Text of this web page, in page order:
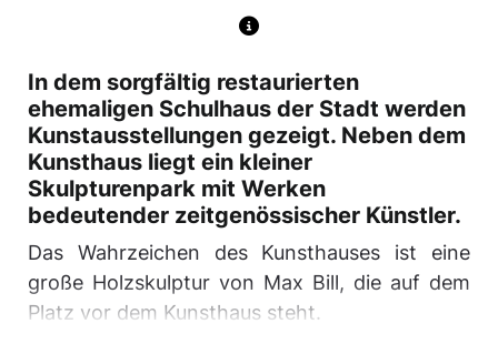
In dem sorgfältig restaurierten
ehemaligen Schulhaus der Stadt werden
Kunstausstellungen gezeigt. Neben dem
Kunsthaus liegt ein kleiner
Skulpturenpark mit Werken
bedeutender zeitgenössischer Künstler.
Das Wahrzeichen des Kunsthauses ist eine
große Holzskulptur von Max Bill, die auf dem
Platz vor dem Kunsthaus steht.